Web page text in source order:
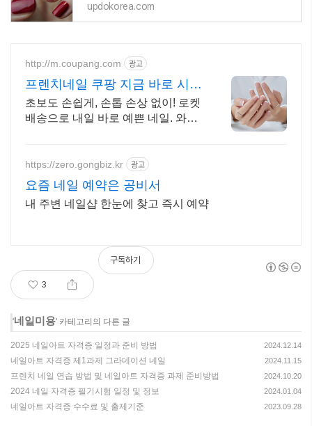
updokorea.com
http://m.coupang.com 광고
프렌치네일 쿠팡 지금 바로 시작
해요
초보도 손쉽게, 손톱 손상 없이! 로켓
배송으로 내일 바로 예쁜 네일. 와우
https://zero.gongbiz.kr 광고
요즘 네일 예약은 공비서
내 주변 네일샵 한눈에 찾고 즉시 예약
3
구독하기
'네일미용' 카테고리의 다른 글
2025 네일아트 자격증 일정과 준비 방법 2024.12.14
네일아트 자격증 제1과제 그라데이션 네일 2024.11.15
프렌치 네일 연습 방법 및 네일아트 자격증 과제 준비방법 2024.10.20
2024 네일 자격증 필기시험 일정 및 정보 2024.01.04
네일아트 자격증 수수료 및 출제기준 2023.09.28